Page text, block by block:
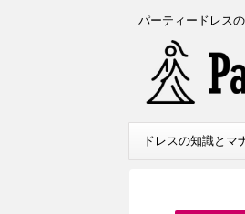
パーティードレス
ドレスの知識とマ